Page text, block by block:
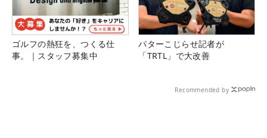
ゴルフの熱狂を、つくる仕
事。｜スタッフ募集中
パターこじらせ記者が
「TRTL」で大改善
Recommended by